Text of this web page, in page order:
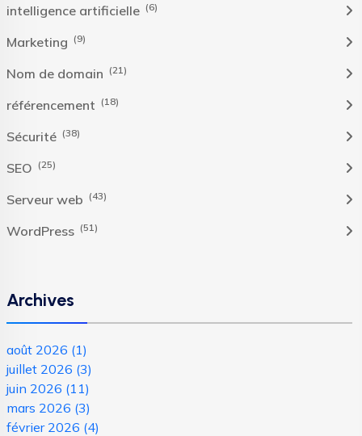
intelligence artificielle (6)
Marketing (9)
Nom de domain (21)
référencement (18)
Sécurité (38)
SEO (25)
Serveur web (43)
WordPress (51)
Archives
août 2026 (1)
juillet 2026 (3)
juin 2026 (11)
mars 2026 (3)
février 2026 (4)